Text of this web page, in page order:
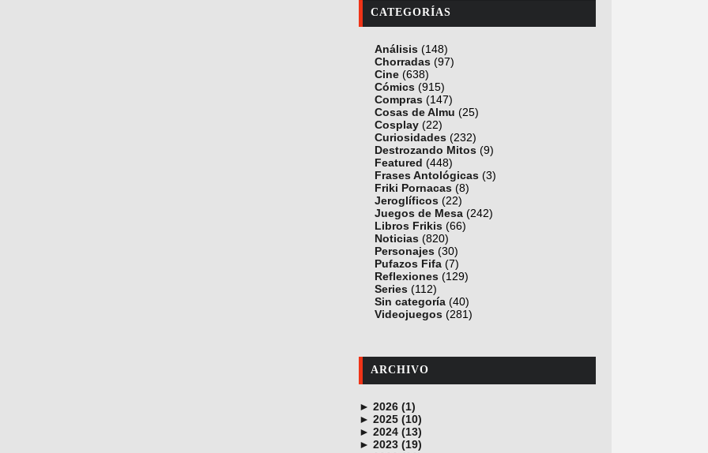
CATEGORÍAS
Análisis (148)
Chorradas (97)
Cine (638)
Cómics (915)
Compras (147)
Cosas de Almu (25)
Cosplay (22)
Curiosidades (232)
Destrozando Mitos (9)
Featured (448)
Frases Antológicas (3)
Friki Pornacas (8)
Jeroglíficos (22)
Juegos de Mesa (242)
Libros Frikis (66)
Noticias (820)
Personajes (30)
Pufazos Fifa (7)
Reflexiones (129)
Series (112)
Sin categoría (40)
Videojuegos (281)
ARCHIVO
► 2026 (1)
junio (1)
► 2025 (10)
noviembre (1)
octubre (1)
► 2024 (13)
diciembre (4)
► 2023 (19)